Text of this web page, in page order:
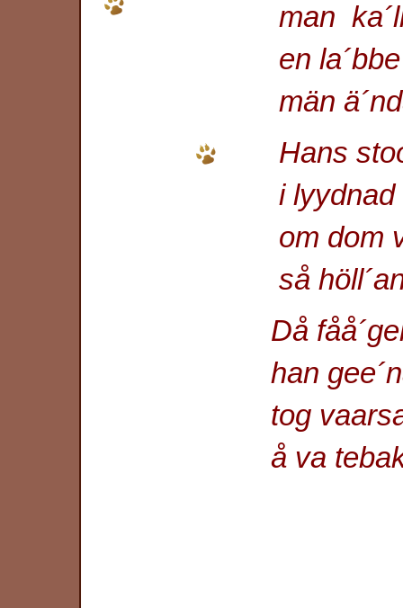
man ka´llan
en la´bbe
män ä´ndå
Hans stoora
i lyydnad å i
om dom va
så höll´an
Då fåå´geln va
han gee´nast
tog vaarsamt
å va